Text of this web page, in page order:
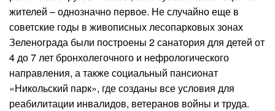
жителей – однозначно первое. Не случайно еще в
советские годы в живописных лесопарковых зонах
Зеленограда были построены 2 санатория для детей от
4 до 7 лет бронхолегочного и нефрологического
направления, а также социальный пансионат
«Никольский парк», где созданы все условия для
реабилитации инвалидов, ветеранов войны и труда.